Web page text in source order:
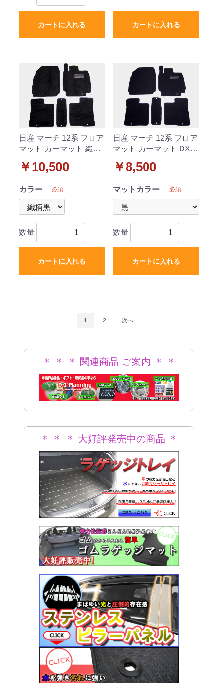
カートに入れる カートに入れる
日産 マーチ 12系 フロア
マット カーマット 織柄
￥10,500
カラー 必須
数量
カートに入れる
日産 マーチ 12系 フロア
マット カーマット DX
￥8,500
マットカラー 必須
数量
カートに入れる
1 2 次へ
＊ ＊ ＊ 関連商品 ご案内 ＊ ＊
＊
＊ ＊ ＊ 大好評発売中の商品 ＊
＊ ＊